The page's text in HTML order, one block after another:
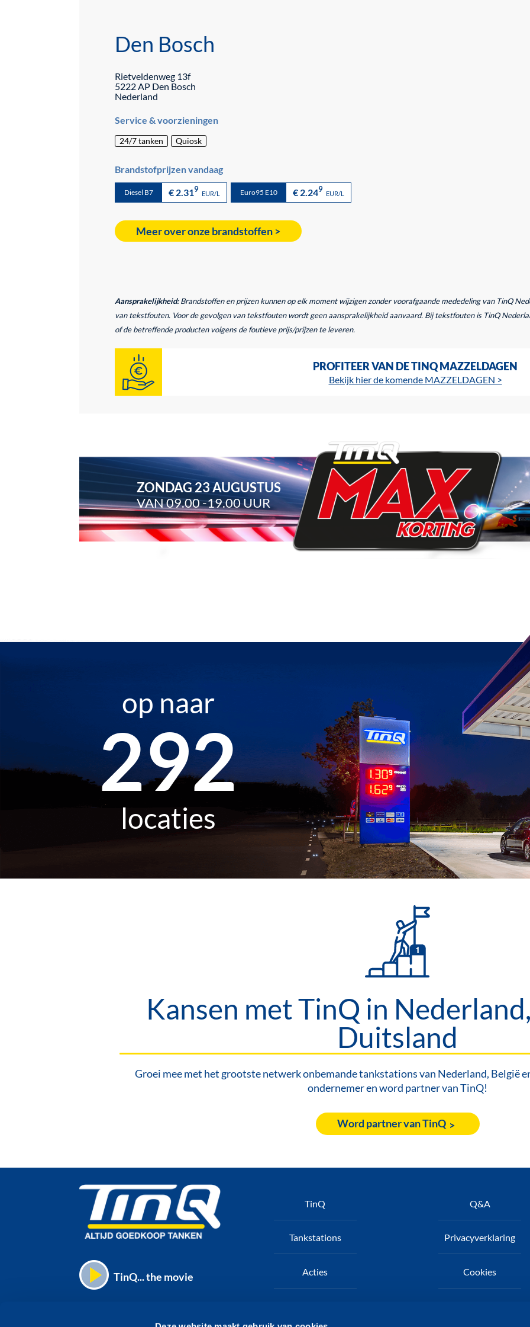
Den Bosch
Rietveldenweg 13f
5222 AP Den Bosch
Nederland
Service & voorzieningen
24/7 tanken Quiosk
Brandstofprijzen vandaag
Diesel B7 € 2.319 EUR/L Euro95 E10 € 2.249 EUR/L
Meer over onze brandstoffen >
Aansprakelijkheid:Brandstoffen en prijzen kunnen op elk moment wijzigen zonder voorafgaande mededeling van TinQ
van tekstfouten. Voor de gevolgen van tekstfouten wordt geen aansprakelijkheid aanvaard. Bij tekstfouten is TinQ
of de betreffende producten volgens de foutieve prijs/prijzen te leveren.
PROFITEER VAN DE TINQ MAZZELDAGEN
Bekijk hier de komende MAZZELDAGEN >
ZONDAG 23 AUGUSTUS
VAN 09.00 -19.00 UUR
op naar
454
locaties
Kansen met TinQ in
Duitsland
Groei mee met het grootste netwerk onbemande tankstations van Nederland, België
ondernemer en word partner van TinQ!
Word partner van TinQ
TinQ... the movie
TinQ
Tankstations
Acties
Q&A
Privacyverklaring
Cookies